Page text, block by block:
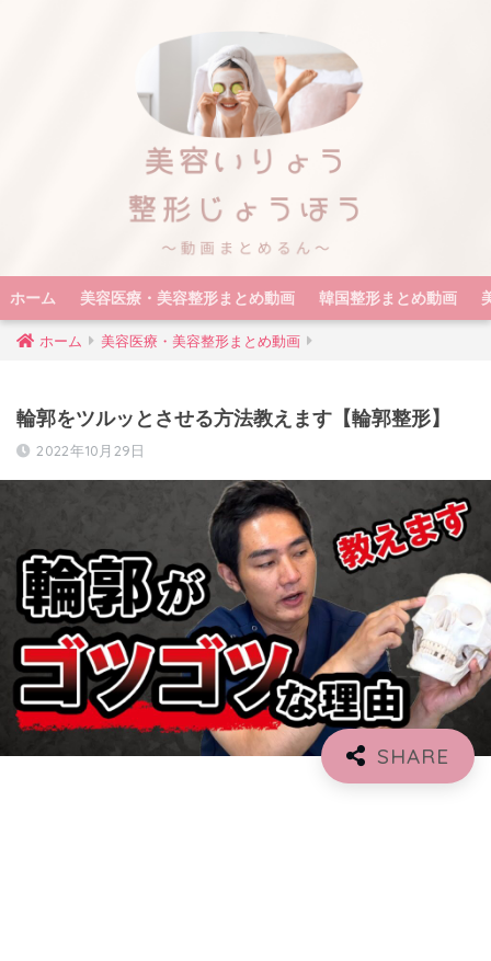
ホーム 美容医療・美容整形まとめ動画 韓国整形まとめ動画
ホーム 美容医療・美容整形まとめ動画
輪郭をツルッとさせる方法教えます【輪郭整形】
2022年10月29日